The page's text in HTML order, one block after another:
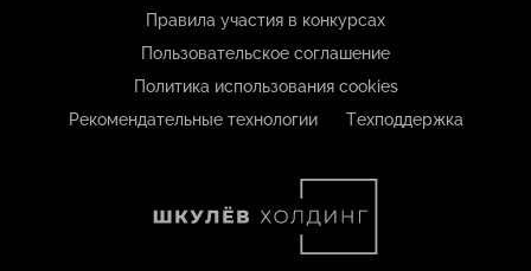
Правила участия в конкурсах
Пользовательское соглашение
Политика использования cookies
Рекомендательные технологии
Техподдержка